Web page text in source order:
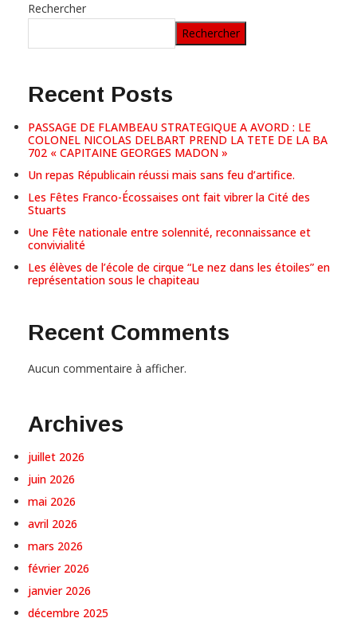
Rechercher
Rechercher
Recent Posts
PASSAGE DE FLAMBEAU STRATEGIQUE A AVORD : LE
COLONEL NICOLAS DELBART PREND LA TETE DE LA BA
702 « CAPITAINE GEORGES MADON »
Un repas Républicain réussi mais sans feu d’artifice.
Les Fêtes Franco-Écossaises ont fait vibrer la Cité des
Stuarts
Une Fête nationale entre solennité, reconnaissance et
convivialité
Les élèves de l’école de cirque “Le nez dans les étoiles” en
représentation sous le chapiteau
Recent Comments
Aucun commentaire à afficher.
Archives
juillet 2026
juin 2026
mai 2026
avril 2026
mars 2026
février 2026
janvier 2026
décembre 2025